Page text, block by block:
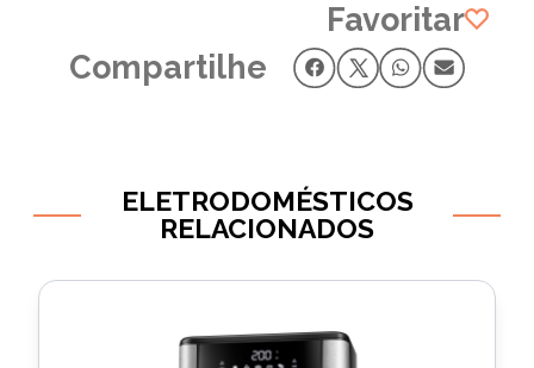
Favoritar
Compartilhe
ELETRODOMÉSTICOS
RELACIONADOS